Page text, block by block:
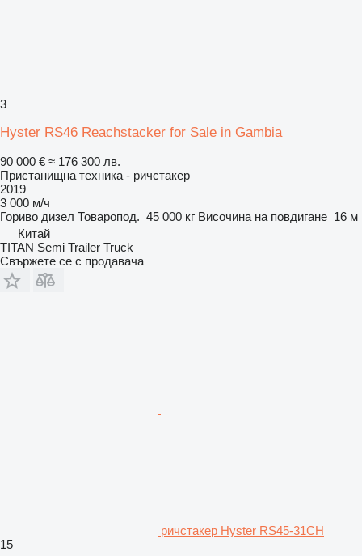
3
Hyster RS46 Reachstacker for Sale in Gambia
90 000 € ≈ 176 300 лв.
Пристанищна техника - ричстакер
2019
3 000 м/ч
Гориво дизел Товаропод. 45 000 кг Височина на повдигане 16 м
Китай
TITAN Semi Trailer Truck
Свържете се с продавача
ричстакер Hyster RS45-31CH
15